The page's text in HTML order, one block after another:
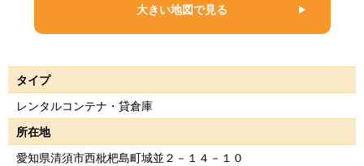
大きい地図で見る
タイプ
レンタルコンテナ・貸倉庫
所在地
愛知県清須市西枇杷島町城並２－１４－１０